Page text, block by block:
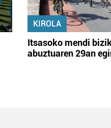
KIROLA
Itsasoko mendi
abuztuaren 29an